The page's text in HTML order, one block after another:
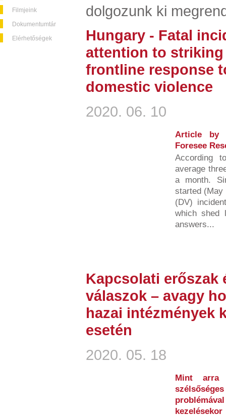
Filmjeink
Dokumentumtár
Elérhetőségek
dolgozunk ki
Hungary - Fatal
attention to
frontline response
domestic violence
2020. 06. 10
Article by
Foresee
According
average
a month.
started (May
(DV)
which shed
answers...
Kapcsolati erőszak
válaszok – avagy
hazai intézmények
esetén
2020. 05. 18
Mint arra